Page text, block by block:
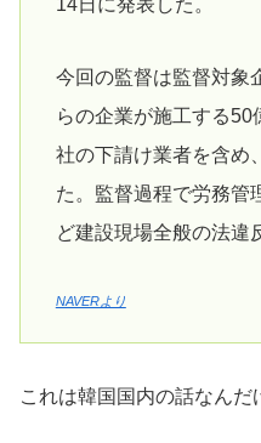
今回の監督は監督対象
らの企業が施工する
社の下請け業者を含め
た。監督過程で労務管
ど建設現場全般の法違
NAVERより
これは韓国国内の話なんだ